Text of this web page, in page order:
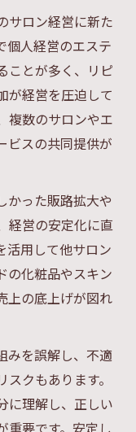
ップの秘訣
販とサービス
得戦略のすす
ント徹底解説
ピート率を高
リスク分散術
で収益源を多
トワーク活用
注意ポイント
と成功事例紹
サロン経営に新た
個人経営のエステ
ことが多く、リピ
が経営を圧迫して
複数のサロンやエ
ビスの共同提供が
かった販路拡大や
経営の安定化に直
活用して他サロン
の化粧品やスキン
上の底上げが図れ
みを誤解し、不適
クもあります。
に理解し、正しい
重要です。安定し